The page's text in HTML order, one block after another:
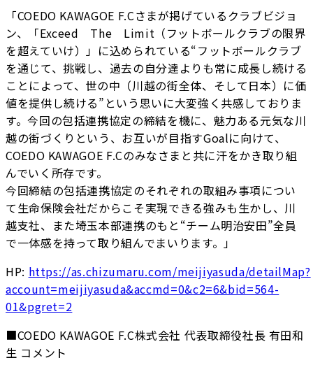
「COEDO KAWAGOE F.Cさまが掲げているクラブビジョ
ン、「Exceed The Limit（フットボールクラブの限界
を超えていけ）」に込められている“フットボールクラブ
を通じて、挑戦し、過去の自分達よりも常に成長し続ける
ことによって、世の中（川越の街全体、そして日本）に価
値を提供し続ける”という思いに大変強く共感しておりま
す。今回の包括連携協定の締結を機に、魅力ある元気な川
越の街づくりという、お互いが目指すGoalに向けて、
COEDO KAWAGOE F.Cのみなさまと共に汗をかき取り組
んでいく所存です。
今回締結の包括連携協定のそれぞれの取組み事項につい
て生命保険会社だからこそ実現できる強みも生かし、川
越支社、また埼玉本部連携のもと“チーム明治安田”全員
で一体感を持って取り組んでまいります。」
HP: https://as.chizumaru.com/meijiyasuda/detailMap?
account=meijiyasuda&accmd=0&c2=6&bid=564-
01&pgret=2
■COEDO KAWAGOE F.C株式会社 代表取締役社長 有田和
生 コメント